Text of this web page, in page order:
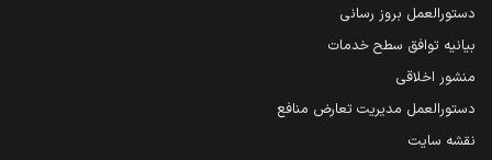
دستورالعمل بروز رسانی
بیانیه توافق سطح خدمات
منشور اخلاقی
دستورالعمل مدیریت تعارض منافع
نقشه سایت